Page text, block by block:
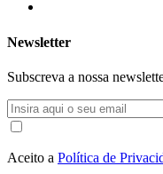
Newsletter
Subscreva a nossa
Aceito a Política de